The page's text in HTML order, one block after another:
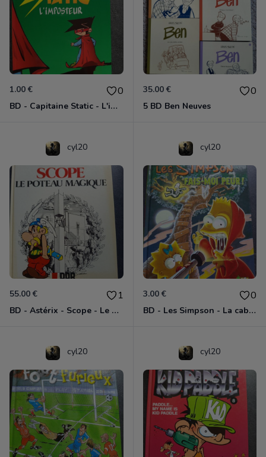
1.00 € 0
BD - Capitaine Static - L'imposteur - Tome 2
35.00 € 0
5 BD Ben Neuves
cyl20
55.00 € 1
BD - Astérix - Scope - Le poteau magique - PPB - Pub
cyl20
3.00 € 0
BD - Les Simpson - La cabane des horreurs - Fais-moi peur - Tome 1
cyl20 cyl20